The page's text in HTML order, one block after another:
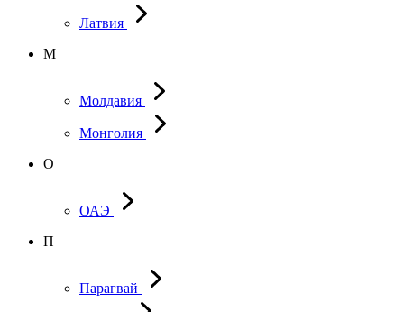
Латвия
М
Молдавия
Монголия
О
ОАЭ
П
Парагвай